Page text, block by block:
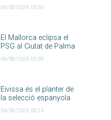
06/08/2026 05:50
El Mallorca eclipsa el
PSG al Ciutat de Palma
06/08/2026 05:36
Eivissa és el planter de
la selecció espanyola
04/08/2026 08:24